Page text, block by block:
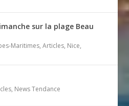
sur la plage Beau
Maritimes,Articles, Nice,
, News Tendance